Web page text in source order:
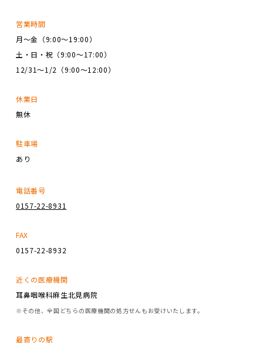
営業時間
月～金（9:00～19:00）
土・日・祝（9:00～17:00）
12/31～1/2（9:00～12:00）
休業日
無休
駐車場
あり
電話番号
0157-22-8931
FAX
0157-22-8932
近くの医療機関
耳鼻咽喉科麻生北見病院
※その他、全国どちらの医療機関の処方せんもお受けいたします。
最寄りの駅